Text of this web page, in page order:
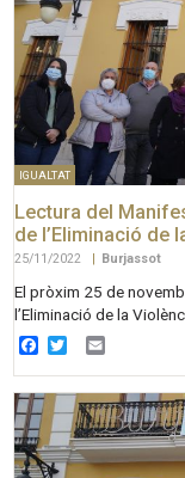
IGUALTAT
Lectura del
de l’Eliminació de
25/11/2022 Burjassot
El pròxim 25 de
l’Eliminació de la
Facebook
Twitter